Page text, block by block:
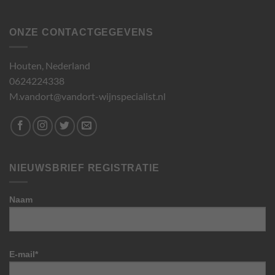
ONZE CONTACTGEGEVENS
Houten, Nederland
0624224338
M.vandort@vandort-wijnspecialist.nl
NIEUWSBRIEF REGISTRATIE
Naam
E-mail*